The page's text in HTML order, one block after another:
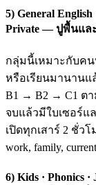
5) General English
Private — ปูพื้นแล
กลุ่มนี้เหมาะกับคน
หรือเรียนมานานแ
B1 → B2 → C1 ตา
จบแล้วมีใบเซอร์แล
เปิดทุกเสาร์ 2 ชั่ว
work, family,
6) Kids · Phonics